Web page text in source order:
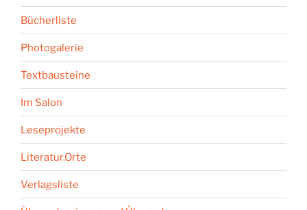
Bücherliste
Photogalerie
Textbausteine
Im Salon
Leseprojekte
Literatur.Orte
Verlagsliste